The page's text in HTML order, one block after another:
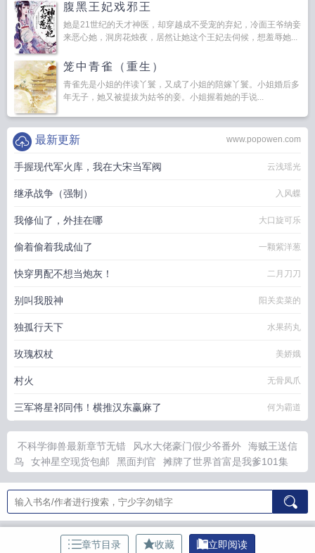
腹黑王妃戏邪王
她是21世纪的天才神医，却穿越成不受宠的弃妃，冷面王爷纳妾
来恶心她，洞房花烛夜，居然让她这个王妃去伺候，想羞辱她...
笼中青雀（重生）
青雀先是小姐的伴读丫鬟，又成了小姐的陪嫁丫鬟。小姐婚后多
年无子，她又被提拔为姑爷的妾。小姐握着她的手说...
www.popowen.com
最新更新
手握现代军火库，我在大宋当军阀 云浅瑶光
继承战争（强制） 入风蝶
我修仙了，外挂在哪 大口旋可乐
偷着偷着我成仙了 一颗紫洋葱
快穿男配不想当炮灰！ 二月刀刀
别叫我股神 阳关卖菜的
独孤行天下 水果药丸
玫瑰权杖 美娇娥
村火 无骨凤爪
三军将星祁同伟！横推汉东赢麻了 何为霸道
不科学御兽最新章节无错 风水大佬豪门假少爷番外
海贼王送信
鸟
女神星空现货包邮 黑面判官
摊牌了世界首富是我爹101集
官在线阅读
千夜同人笔趣阁 掉头发是啥原因
法脉黑判官百科
火影忍者白发人物有谁
海贼王鸟人叫什么意思
露水情缘的文案
简短
离婚后绝美妻子叶尘 爹说他是重生TXT
法脉黑判官免费观
露水情书 昭斓 宋伯清 如风有信
霸总白月光回国，替身他不
章节目录 收藏 立即阅读